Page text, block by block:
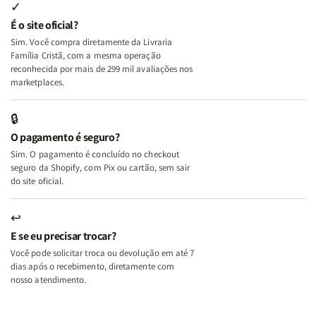
e
Deus
+
A
Mulher
Lar
+
A
Lar
✓
É o site oficial?
Sim. Você compra diretamente da Livraria
Família Cristã, com a mesma operação
reconhecida por mais de 299 mil avaliações nos
marketplaces.
🔒
O pagamento é seguro?
Sim. O pagamento é concluído no checkout
seguro da Shopify, com Pix ou cartão, sem sair
do site oficial.
↩
E se eu precisar trocar?
Você pode solicitar troca ou devolução em até 7
dias após o recebimento, diretamente com
nosso atendimento.